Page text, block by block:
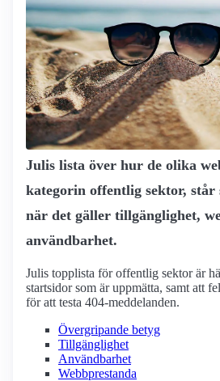
Julis lista över hur de olika
kategorin offentlig sektor, står
när det gäller tillgänglighet,
användbarhet.
Julis topplista för offentlig sektor är
startsidor som är uppmätta, samt att
för att testa 404-meddelanden.
Övergripande betyg
Tillgänglighet
Användbarhet
Webbprestanda